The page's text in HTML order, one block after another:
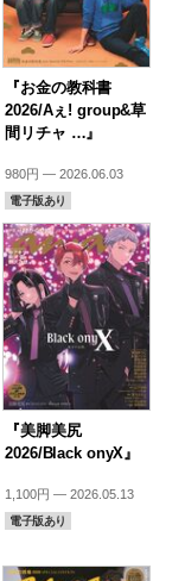
『お金の教科書
2026/Aぇ! group&草
間リチャ …』
980円 — 2026.06.03
電子版あり
『美脚美尻
2026/Black onyX』
1,100円 — 2026.05.13
電子版あり